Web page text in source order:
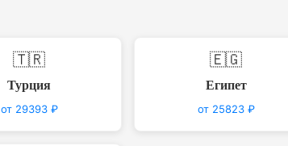
🇹🇷
Турция
от 29393 ₽
🇪🇬
Египет
от 25823 ₽